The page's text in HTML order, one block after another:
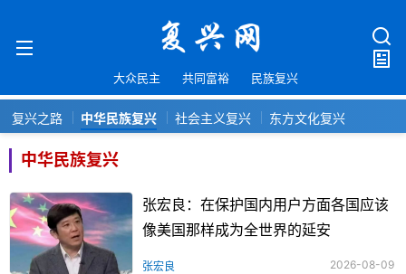
大众民主 共同富裕 民族复兴
复兴之路 中华民族复兴 社会主义复兴 东方文化复兴
中华民族复兴
张宏良：在保护国内用户方面各国应该
像美国那样成为全世界的延安
张宏良 2026-08-09